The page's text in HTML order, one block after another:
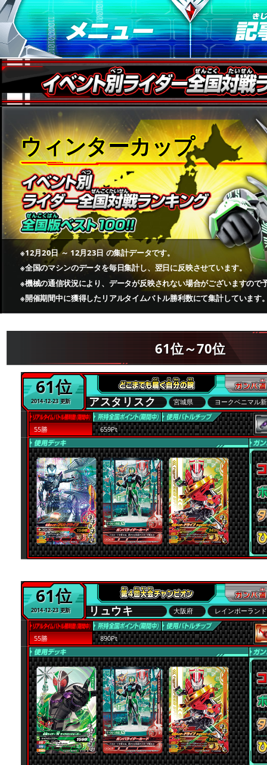
ウィンターカップ
※12月20日 ～ 12月23日 の集計データです。
※全国のマシンのデータを毎日集計し、翌日に反映させています。
※機械の通信状況により、データが反映されない場合がございますので
※開催期間中に獲得したリアルタイムバトル勝利数にて集計しています
61位～70位
61位
2014-12-23 更新 アスタリスク 宮城県 ヨークベニマル
55勝 659Pt
61位
2014-12-23 更新 リュウキ 大阪府 レインボーラン
55勝 890Pt